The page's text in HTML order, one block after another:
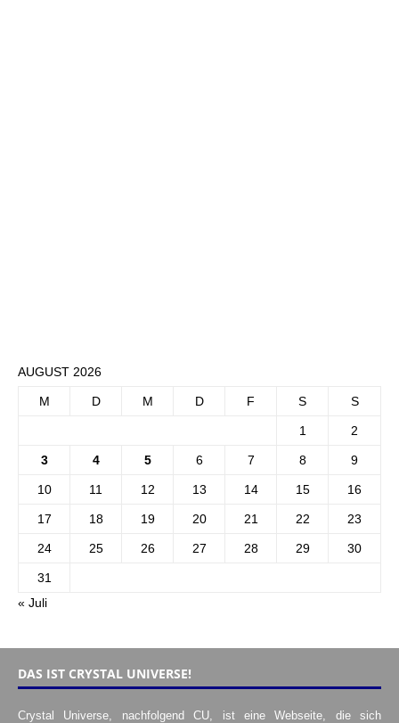
AUGUST 2026
M D M D F S S
1 2
3 4 5 6 7 8 9
10 11 12 13 14 15 16
17 18 19 20 21 22 23
24 25 26 27 28 29 30
31
« Juli
DAS IST CRYSTAL UNIVERSE!
Crystal Universe, nachfolgend CU, ist eine Webseite, die sich